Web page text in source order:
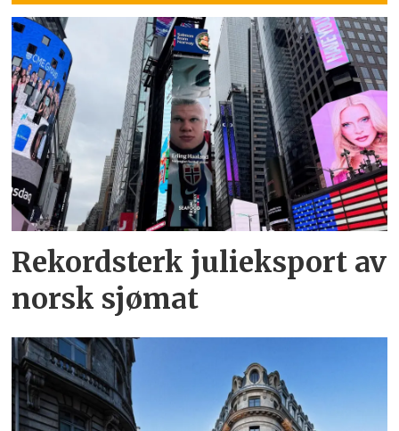
Rekordsterk julieksport av
norsk sjømat